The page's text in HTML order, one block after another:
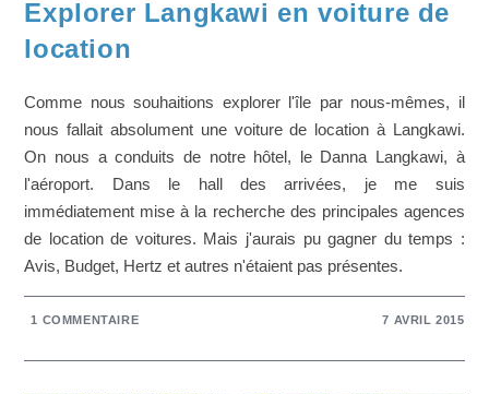
Explorer Langkawi en voiture de
location
Comme nous souhaitions explorer l'île par nous-mêmes, il
nous fallait absolument une voiture de location à Langkawi.
On nous a conduits de notre hôtel, le Danna Langkawi, à
l'aéroport. Dans le hall des arrivées, je me suis
immédiatement mise à la recherche des principales agences
de location de voitures. Mais j'aurais pu gagner du temps :
Avis, Budget, Hertz et autres n'étaient pas présentes.
1 COMMENTAIRE 7 AVRIL 2015